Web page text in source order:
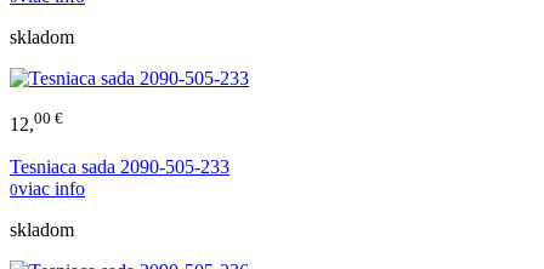
skladom
12,00 €
Tesniaca sada 2090-505-233
0viac info
skladom